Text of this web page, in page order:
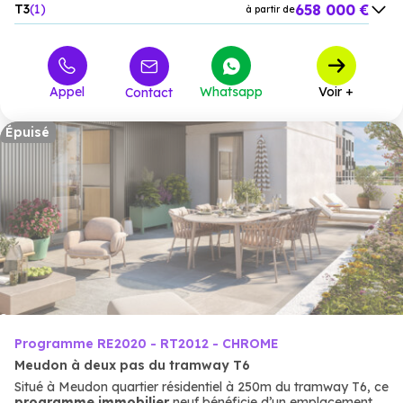
T3 1 à partir de658 000 €
Appel Contact Whatsapp Voir +
Épuisé
Programme RE2020 - RT2012 - CHROME
Meudon à deux pas du tramway T6
Situé à Meudon quartier résidentiel à 250m du tramway T6, ce